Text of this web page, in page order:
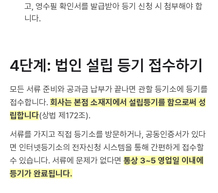
고, 영수필 확인서를 발급받아 등기 신청 시 첨부해야 합
니다.
4단계: 법인 설립 등기 접수하기
모든 서류 준비와 공과금 납부가 끝나면 관할 등기소에 등기를
접수합니다. 회사는 본점 소재지에서 설립등기를 함으로써 성
립합니다(상법 제172조).
서류를 가지고 직접 등기소를 방문하거나, 공동인증서가 있다
면 인터넷등기소의 전자신청 시스템을 통해 간편하게 접수할
수 있습니다. 서류에 문제가 없다면 통상 3~5 영업일 이내에
등기가 완료됩니다.